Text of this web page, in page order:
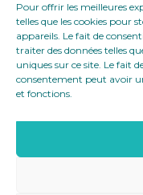
Pour offrir les meilleures
telles que les cookies pour
appareils. Le fait de
traiter des données telles
uniques sur ce site. Le fait
consentement peut avoir
et fonctions.
FaceBook
Twitter